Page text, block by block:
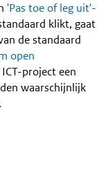
'Pas toe of leg uit'-
klikt, gaat
de standaard
open
project een
waarschijnlijk